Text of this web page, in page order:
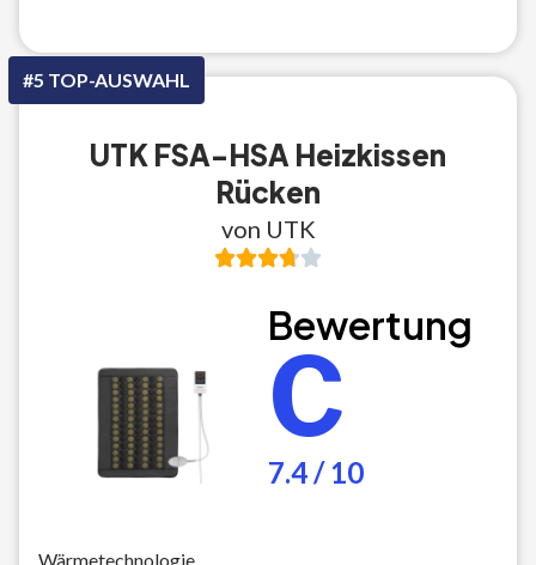
#5 TOP-AUSWAHL
UTK FSA-HSA Heizkissen
Rücken
von UTK
Bewertung
C
7.4 / 10
Wärmetechnologie